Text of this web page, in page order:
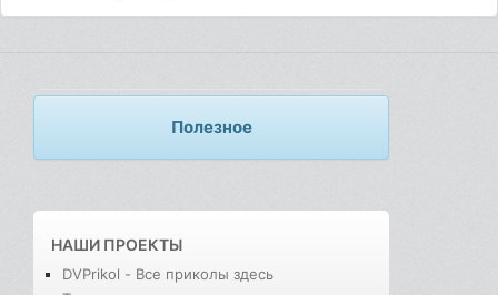
Полезное
НАШИ ПРОЕКТЫ
DVPrikol - Все приколы здесь